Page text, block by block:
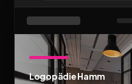
Logopädie Hamm